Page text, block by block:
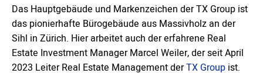
Das Hauptgebäude und Markenzeichen der TX Group ist
das pionierhafte Bürogebäude aus Massivholz an der
Sihl in Zürich. Hier arbeitet auch der erfahrene Real
Estate Investment Manager Marcel Weiler, der seit April
2023 Leiter Real Estate Management derTX Group ist.